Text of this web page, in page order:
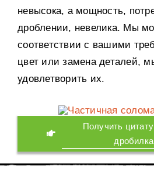
невысока, а мощность,
дроблении, невелика. Мы
соответствии с вашими
цвет или замена деталей,
удовлетворить их.
Получить
дробилка